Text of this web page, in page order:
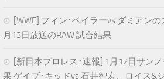
[WWE] フィン･ベイラーvs.ダミアン
月13日放送のRAW 試合結果
[新日本プロレス･速報] 1月12日サン
果 ゲイブ･キッドvs.石井智宏、ロイス&